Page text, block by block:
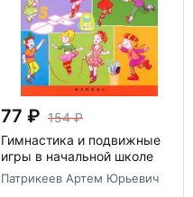
77
154
Гимнастика и подвижные
игры в начальной школе
Патрикеев Артем Юрьевич